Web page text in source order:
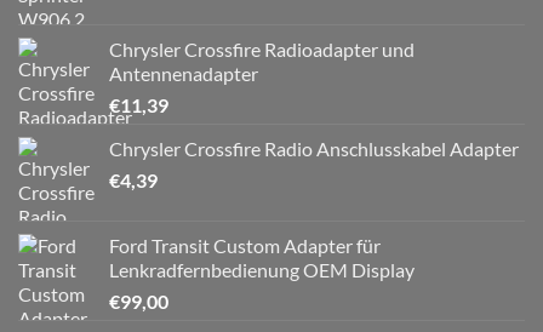
Chrysler Crossfire Radioadapter und
Antennenadapter
€11,39
Chrysler Crossfire Radio Anschlusskabel Adapter
€4,39
Ford Transit Custom Adapter für
Lenkradfernbedienung OEM Display
€99,00